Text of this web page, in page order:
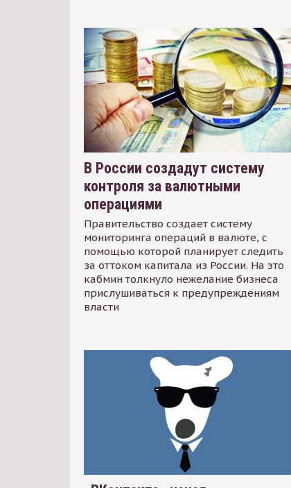
В России создадут систему
контроля за валютными
операциями
Правительство создает систему
мониторинга операций в валюте, с
помощью которой планирует следить
за оттоком капитала из России. На это
кабмин толкнуло нежелание бизнеса
прислушиваться к предупреждениям
власти